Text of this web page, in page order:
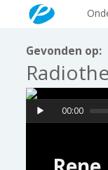
Gevonden op:
00:00